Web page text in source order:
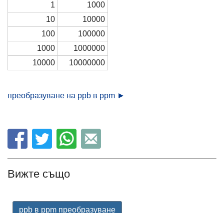
1
1000
10
10000
100
100000
1000
1000000
10000
10000000
преобразуване на ppb в ppm ►
Вижте също
ppb в ppm преобразуване